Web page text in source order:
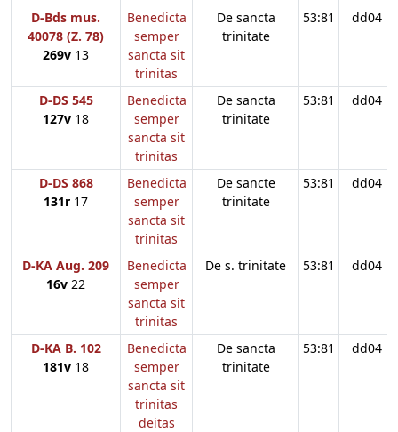
D-Bds mus.
40078 (Z. 78)
269v 13
Benedicta
semper
sancta sit
trinitas
De sancta
trinitate
53:81 dd04
D-DS 545
127v 18
Benedicta
semper
sancta sit
trinitas
De sancta
trinitate
53:81 dd04
D-DS 868
131r 17
Benedicta
semper
sancta sit
trinitas
De sancte
trinitate
53:81 dd04
D-KA Aug. 209
16v 22
Benedicta
semper
sancta sit
trinitas
De s. trinitate 53:81 dd04
D-KA B. 102
181v 18
Benedicta
semper
sancta sit
trinitas
deitas
De sancta
trinitate
53:81 dd04